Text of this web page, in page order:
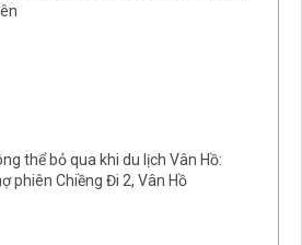
thể bỏ qua khi du lịch Vân Hồ:
phiên Chiềng Đi 2, Vân Hồ